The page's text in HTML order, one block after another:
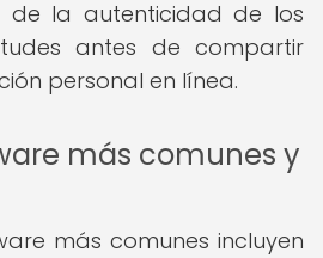
de la autenticidad de los
antes de compartir
personal en línea.
más comunes y
más comunes incluyen